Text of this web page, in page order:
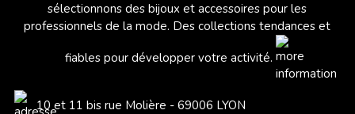
sélectionnons des bijoux et accessoires pour les
professionnels de la mode. Des collections tendances et
fiables pour développer votre activité.
10 et 11 bis rue Molière - 69006 LYON